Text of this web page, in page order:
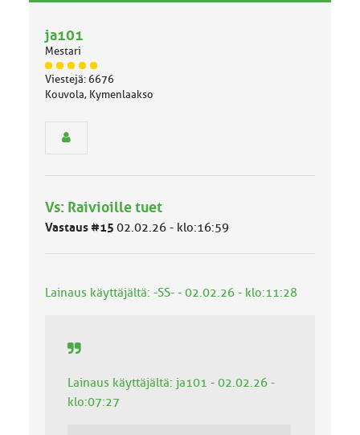
l
i
n
ja101
Mestari
J
ä
s
ä
l
a
Viestejä: 6676
Kouvola, Kymenlaakso
Vs: Raivioille tuet
Vastaus #15 02.02.26 - klo:16:59
Lainaus käyttäjältä: -SS- - 02.02.26 - klo:11:28
Lainaus käyttäjältä: ja101 - 02.02.26 -
klo:07:27